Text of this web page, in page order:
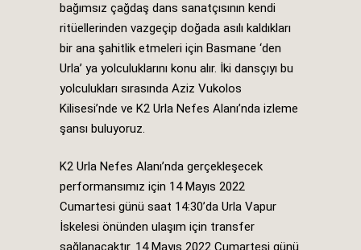
bağımsız çağdaş dans sanatçısının kendi
ritüellerinden vazgeçip doğada asılı kaldıkları
bir ana şahitlik etmeleri için Basmane ‘den
Urla’ ya yolculuklarını konu alır. İki dansçıyı bu
yolculukları sırasında Aziz Vukolos
Kilisesi’nde ve K2 Urla Nefes Alanı’nda izleme
şansı buluyoruz.
K2 Urla Nefes Alanı’nda gerçekleşecek
performansımız için 14 Mayıs 2022
Cumartesi günü saat 14:30’da Urla Vapur
İskelesi önünden ulaşım için transfer